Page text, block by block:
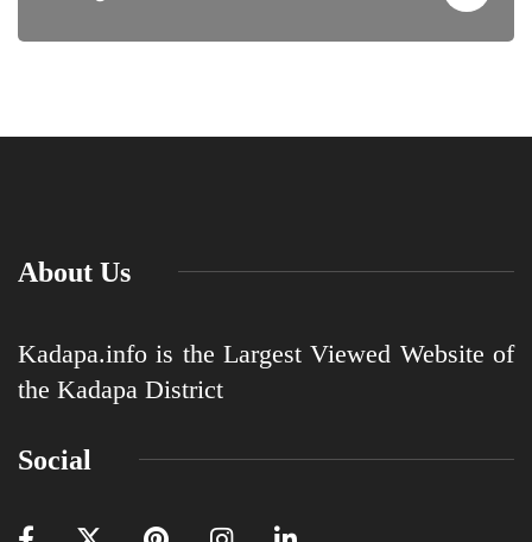
About Us
Kadapa.info is the Largest Viewed Website of
the Kadapa District
Social